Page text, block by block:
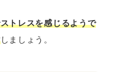
トレスを感じるようで
しましょう。